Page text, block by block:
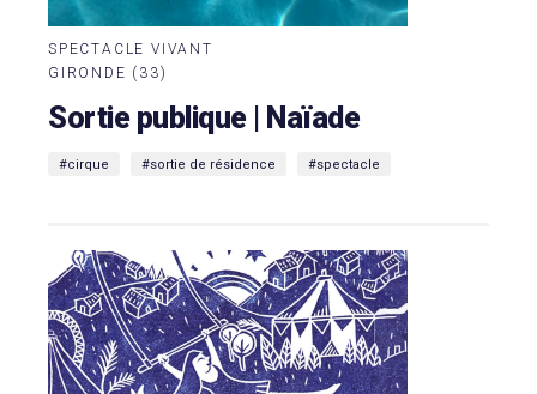
SPECTACLE VIVANT
GIRONDE (33)
Sortie publique | Naïade
#cirque #sortie de résidence #spectacle